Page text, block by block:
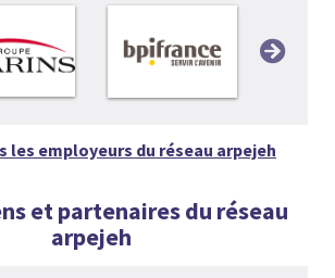
les employeurs du réseau arpejeh
et partenaires du réseau
arpejeh